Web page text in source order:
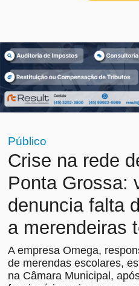
Público
Crise na rede
Ponta Grossa:
denuncia falta
a merendeiras
A empresa Omega,
de merendas escolares,
na Câmara Municipal,